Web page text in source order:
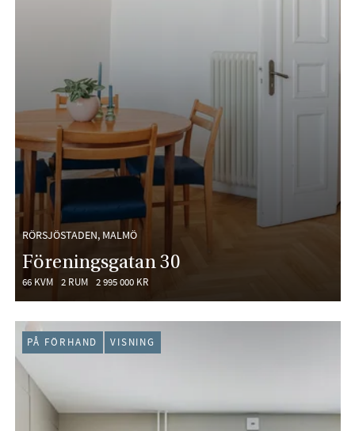
RÖRSJÖSTADEN, MALMÖ
Föreningsgatan 30
66 KVM 2 RUM 2 995 000 KR
PÅ FÖRHAND VISNING